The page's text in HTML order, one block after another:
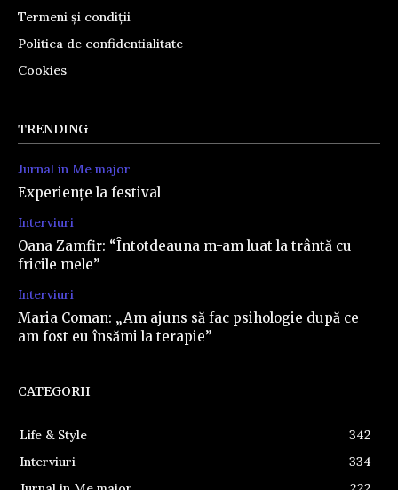
Termeni și condiții
Politica de confidentialitate
Cookies
TRENDING
Jurnal in Me major
Experiențe la festival
Interviuri
Oana Zamfir: “Întotdeauna m-am luat la trântă cu
fricile mele”
Interviuri
Maria Coman: „Am ajuns să fac psihologie după ce
am fost eu însămi la terapie”
CATEGORII
Life & Style
342
Interviuri
334